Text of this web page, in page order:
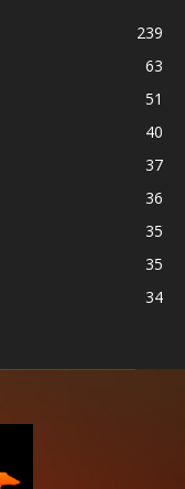
239
63
51
40
37
36
35
35
34